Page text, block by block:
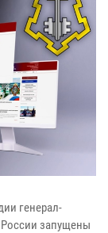
генерал-
запущены